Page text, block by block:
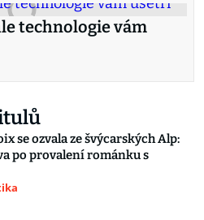
technologie vám
se ozvala ze švýcarských Alp:
po provalení románku s